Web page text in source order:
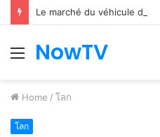
Le marché du véhicule
Menu
NowTV
Home / โลก
โลก